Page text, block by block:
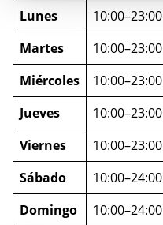
Lunes
10:00–23:00
Martes
10:00–23:00
Miércoles
10:00–23:00
Jueves
10:00–23:00
Viernes
10:00–23:00
Sábado
10:00–24:00
Domingo
10:00–24:00